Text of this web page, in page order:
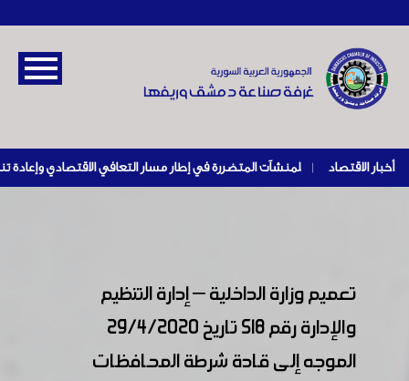
أخبار الاقتصاد |
تعميم وزارة الداخلية – إدارة التنظيم
والإدارة رقم 518 تاريخ 29/4/2020
الموجه إلى قادة شرطة المحافظات